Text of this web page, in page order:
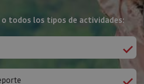
o todos los tipos de actividades: